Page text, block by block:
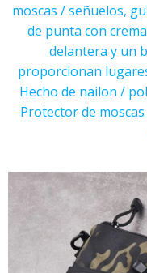
moscas / señuelos,
de punta con
delantera y un
proporcionan
Hecho de nailon /
Protector de